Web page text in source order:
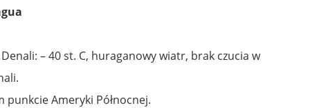
– 40 st. C, huraganowy wiatr, brak czucia w
punkcie Ameryki Północnej.